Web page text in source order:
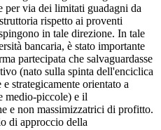
per via dei limitati guadagni da
rispetto ai proventi
in tale direzione. In tale
bancaria, è stato importante
partecipata che salvaguardasse
(nato sulla spinta dell'enciclica
strategicamente orientato a
medio-piccole) e il
e non massimizzatrici di profitto.
di approccio della